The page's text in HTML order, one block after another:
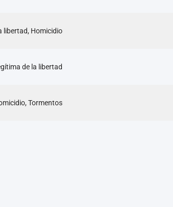
libertad, Homicidio
de la libertad
Tormentos